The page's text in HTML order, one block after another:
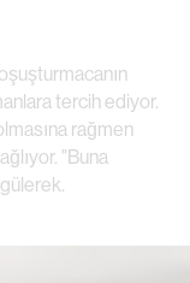
tercih ediyor.
rağmen
"Buna